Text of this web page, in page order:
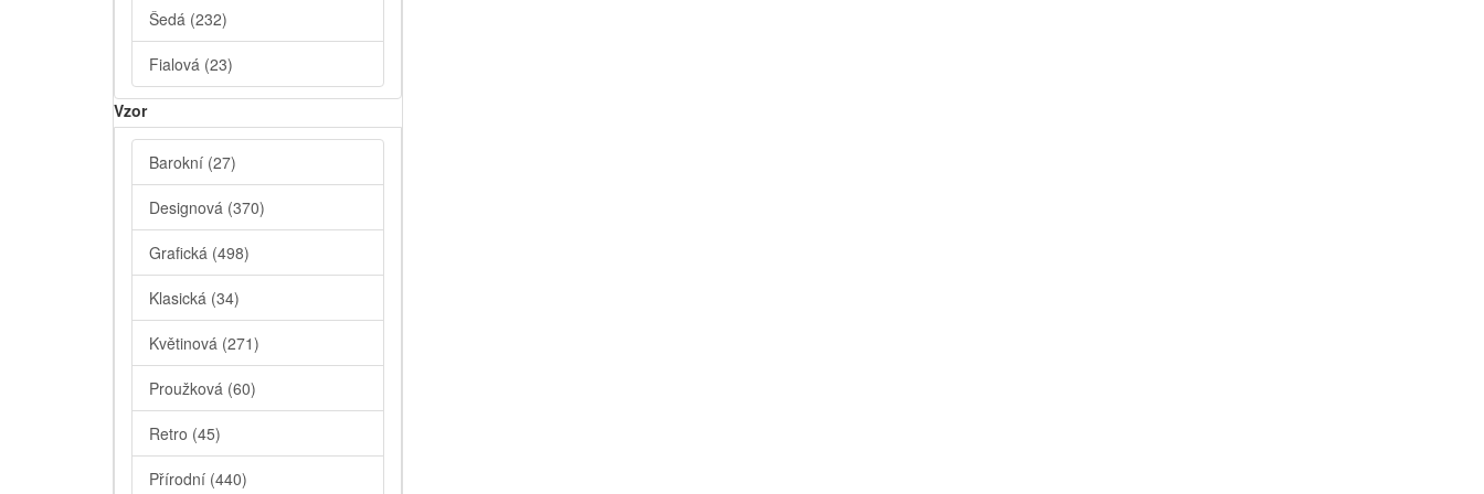
Šedá (232)
Fialová (23)
Vzor
Barokní (27)
Designová (370)
Grafická (498)
Klasická (34)
Květinová (271)
Proužková (60)
Retro (45)
Přírodní (440)